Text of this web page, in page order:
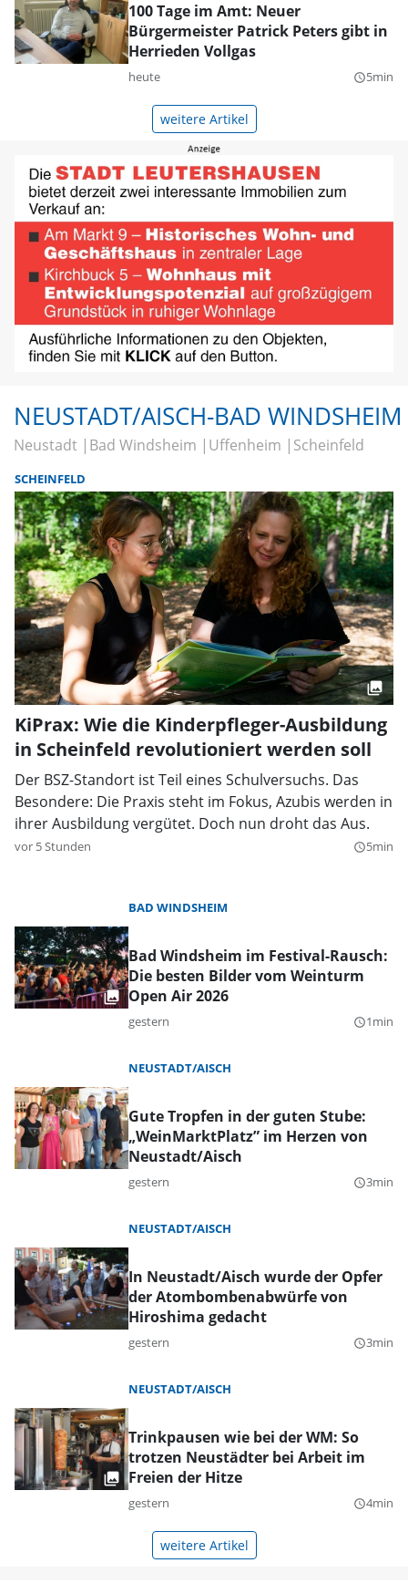
100 Tage im Amt: Neuer
Bürgermeister Patrick Peters gibt in
Herrieden Vollgas
heute query_builder5min
weitere Artikel
NEUSTADT/AISCH-BAD WINDSHEIM
Neustadt Bad Windsheim Uffenheim Scheinfeld
SCHEINFELD
KiPrax: Wie die Kinderpfleger-Ausbildung
in Scheinfeld revolutioniert werden soll
Der BSZ-Standort ist Teil eines Schulversuchs. Das
Besondere: Die Praxis steht im Fokus, Azubis werden in
ihrer Ausbildung vergütet. Doch nun droht das Aus.
vor 5 Stunden query_builder5min
BAD WINDSHEIM
Bad Windsheim im Festival-Rausch:
Die besten Bilder vom Weinturm
Open Air 2026
gestern query_builder1min
NEUSTADT/AISCH
Gute Tropfen in der guten Stube:
„WeinMarktPlatz” im Herzen von
Neustadt/Aisch
gestern query_builder3min
NEUSTADT/AISCH
In Neustadt/Aisch wurde der Opfer
der Atombombenabwürfe von
Hiroshima gedacht
gestern query_builder3min
NEUSTADT/AISCH
Trinkpausen wie bei der WM: So
trotzen Neustädter bei Arbeit im
Freien der Hitze
gestern query_builder4min
weitere Artikel